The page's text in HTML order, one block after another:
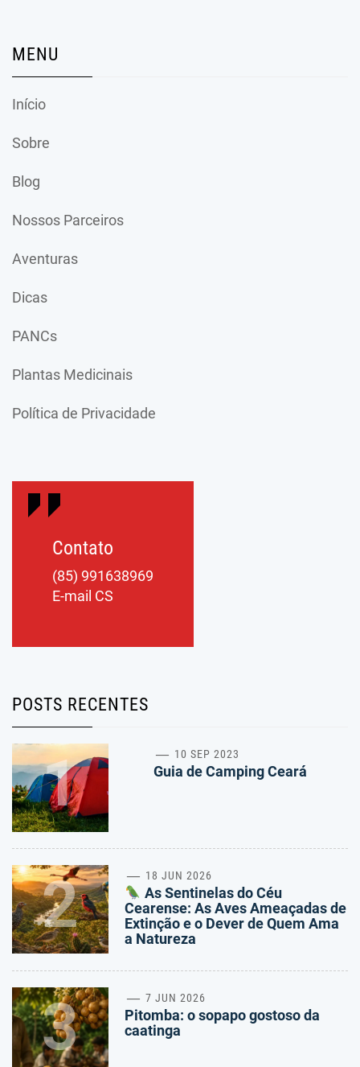
MENU
Início
Sobre
Blog
Nossos Parceiros
Aventuras
Dicas
PANCs
Plantas Medicinais
Política de Privacidade
Contato
(85) 991638969
E-mail CS
POSTS RECENTES
1 10 SEP 2023
Guia de Camping Ceará
2 18 JUN 2026
As Sentinelas do Céu
Cearense: As Aves Ameaçadas de
Extinção e o Dever de Quem Ama
a Natureza
3 7 JUN 2026
Pitomba: o sopapo gostoso da
caatinga